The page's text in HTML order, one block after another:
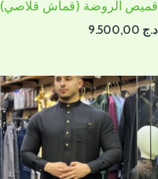
قميص الروضة (قماش قلاصي)
د.ج